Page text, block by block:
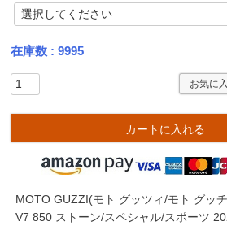
(
必
)
在庫数 9995
お気に
カートに入れる
MOTO GUZZI(モト グッツィ/モト グッ
V7 850 ストーン/スペシャル/スポーツ